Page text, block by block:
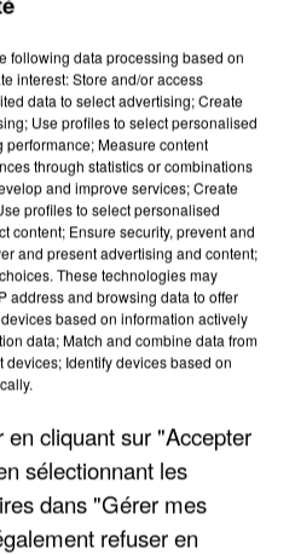
LES REFUGES
following data processing based on
interest: Store and/or access
data to select advertising; Create
Use profiles to select personalised
Measure content
through statistics or combinations
and improve services; Create
profiles to select personalised
content; Ensure security, prevent and
and present advertising and content;
These technologies may
address and browsing data to offer
based on information actively
data; Match and combine data from
Identify devices based on
en cliquant sur "Accepter
sélectionnant les
dans "Gérer mes
refuser en